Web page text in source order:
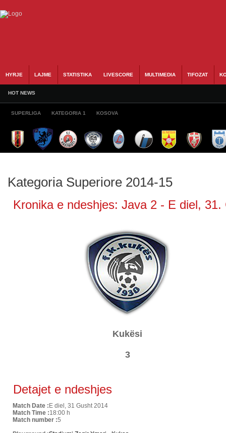
HYRJE LAJME STATISTIKA LIVESCORE MULTIMEDIA TIFOZAT
HOT NEWS
SUPERLIGA KATEGORIA 1 KOSOVA
Kategoria Superiore 2014-15
Kronika e ndeshjes: Java 2 - E diel,
Kukësi
3
Detajet e ndeshjes
Match Date : E diel, 31 Gusht 2014
Match Time :18:00 h
Match number :5